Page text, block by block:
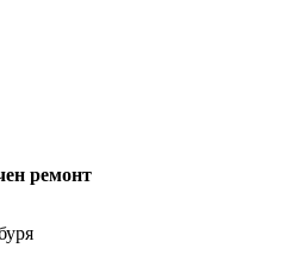
ремонт